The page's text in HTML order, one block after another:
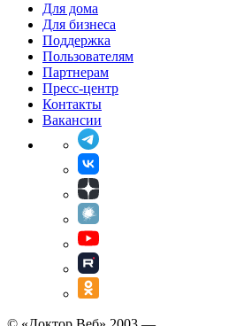
Для дома
Для бизнеса
Поддержка
Пользователям
Партнерам
Пресс-центр
Контакты
Вакансии